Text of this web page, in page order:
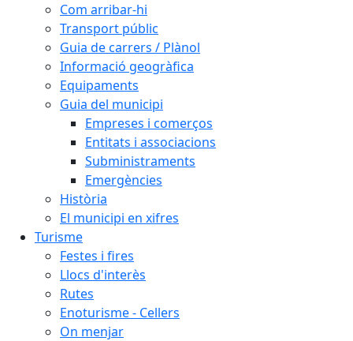
Com arribar-hi
Transport públic
Guia de carrers / Plànol
Informació geogràfica
Equipaments
Guia del municipi
Empreses i comerços
Entitats i associacions
Subministraments
Emergències
Història
El municipi en xifres
Turisme
Festes i fires
Llocs d'interès
Rutes
Enoturisme - Cellers
On menjar